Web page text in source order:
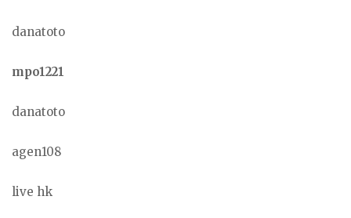
danatoto
mpo1221
danatoto
agen108
live hk